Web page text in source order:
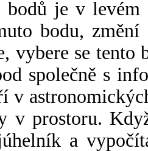
bodů je v
bodu,
vybere se tento
společně s
v
v prostoru.
a